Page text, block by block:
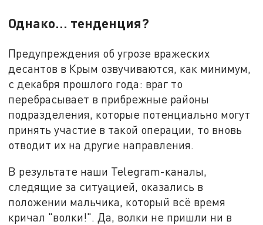
Однако… тенденция?
Предупреждения об угрозе вражеских
десантов в Крым озвучиваются, как минимум,
с декабря прошлого года: враг то
перебрасывает в прибрежные районы
подразделения, которые потенциально могут
принять участие в такой операции, то вновь
отводит их на другие направления.
В результате наши Telegram-каналы,
следящие за ситуацией, оказались в
положении мальчика, который всё время
кричал "волки!". Да, волки не пришли ни в